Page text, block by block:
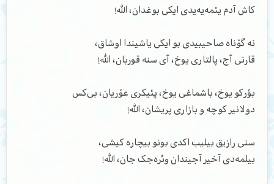
کاش آدم یئمه‌یه‌یدی ایکی بوغدان، الله!
نه گۆناه صاحیبیدی بو ایکی یاشیندا اوشاق،
قارنی آج، پالتاری یوخ، آی سنه قوربان، الله!
بؤرکو یوخ، باشماغی یوخ، پئیکری عۆریان، بی‌کس
دولانیر کوچه و بازاری پریشان، الله!
سنی رازیق بیلیب اکدی بونو بیچاره کیشی،
بیلمه‌دی آخیر آجیندان وئره‌جک جان، الله!